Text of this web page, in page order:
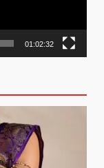
01:02:32